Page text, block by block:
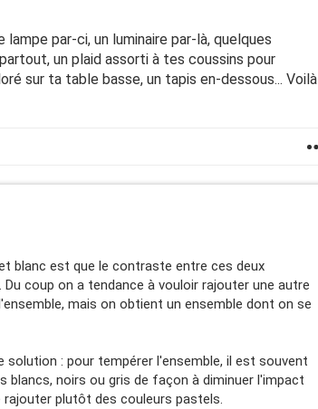
par-ci, un luminaire par-là, quelques
un plaid assorti à tes coussins pour
sur ta table basse, un tapis en-dessous... Voilà
blanc est que le contraste entre ces deux
coup on a tendance à vouloir rajouter une autre
mais on obtient un ensemble dont on se
solution : pour tempérer l'ensemble, il est souvent
blancs, noirs ou gris de façon à diminuer l'impact
plutôt des couleurs pastels.